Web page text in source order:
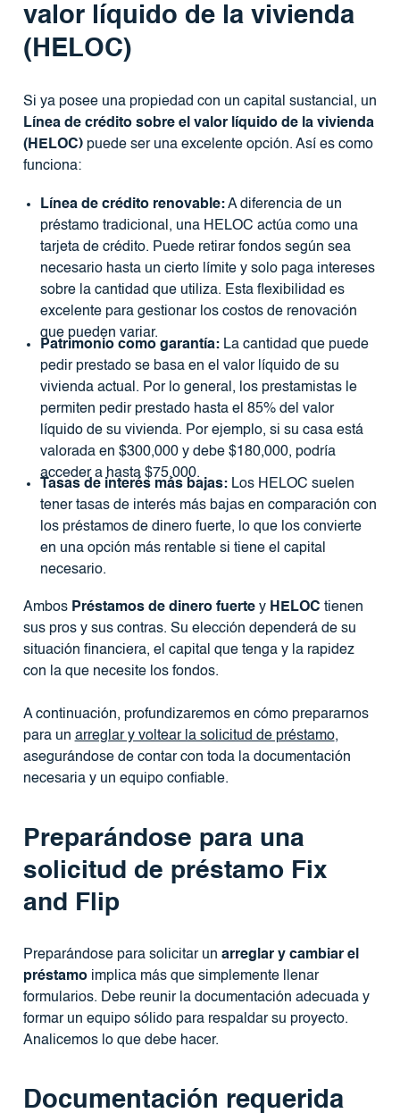
valor líquido de la vivienda
(HELOC)
Si ya posee una propiedad con un capital sustancial, un
Línea de crédito sobre el valor líquido de la vivienda
(HELOC)puede ser una excelente opción. Así es como
funciona:
Línea de crédito renovable:A diferencia de un
préstamo tradicional, una HELOC actúa como una
tarjeta de crédito. Puede retirar fondos según sea
necesario hasta un cierto límite y solo paga intereses
sobre la cantidad que utiliza. Esta flexibilidad es
excelente para gestionar los costos de renovación
que pueden variar.
Patrimonio como garantía:La cantidad que puede
pedir prestado se basa en el valor líquido de su
vivienda actual. Por lo general, los prestamistas le
permiten pedir prestado hasta el 85% del valor
líquido de su vivienda. Por ejemplo, si su casa está
valorada en $300,000 y debe $180,000, podría
acceder a hasta $75,000.
Tasas de interés más bajas:Los HELOC suelen
tener tasas de interés más bajas en comparación con
los préstamos de dinero fuerte, lo que los convierte
en una opción más rentable si tiene el capital
necesario.
Ambos Préstamos de dinero fuertey HELOC tienen
sus pros y sus contras. Su elección dependerá de su
situación financiera, el capital que tenga y la rapidez
con la que necesite los fondos.
A continuación, profundizaremos en cómo prepararnos
para un arreglar y voltear la solicitud de préstamo,
asegurándose de contar con toda la documentación
necesaria y un equipo confiable.
Preparándose para una
solicitud de préstamo Fix
and Flip
Preparándose para solicitar un arreglar y cambiar el
préstamoimplica más que simplemente llenar
formularios. Debe reunir la documentación adecuada y
formar un equipo sólido para respaldar su proyecto.
Analicemos lo que debe hacer.
Documentación requerida